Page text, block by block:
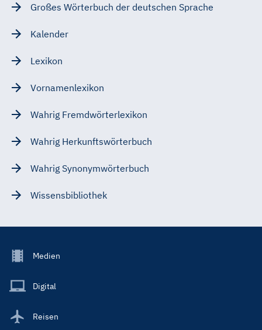
Großes Wörterbuch der deutschen Sprache
Kalender
Lexikon
Vornamenlexikon
Wahrig Fremdwörterlexikon
Wahrig Herkunftswörterbuch
Wahrig Synonymwörterbuch
Wissensbibliothek
Footer
Main
Medien
Digital
Reisen